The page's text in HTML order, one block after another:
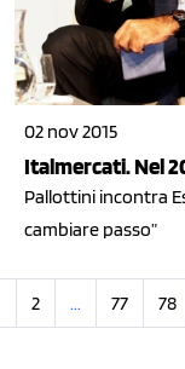
02 nov 2015
Italmercati. Nel
Pallottini incontra
cambiare passo”
2 ... 77 78